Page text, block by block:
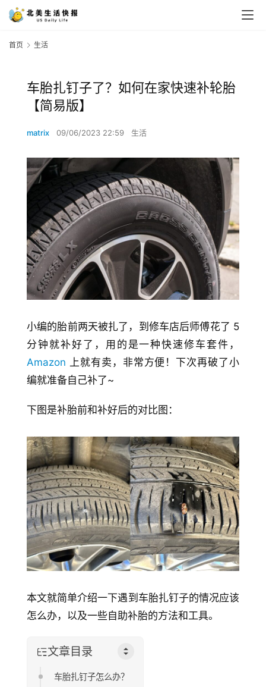
首页 生活
车胎扎钉子了？如何在家快速补轮胎
【简易版】
matrix 09/06/2023 22:59 生活
小编的胎前两天被扎了，到修车店后师傅花了 5
分钟就补好了，用的是一种快速修车套件，
Amazon 上就有卖，非常方便！下次再破了小
编就准备自己补了~
下图是补胎前和补好后的对比图：
本文就简单介绍一下遇到车胎扎钉子的情况应该
怎么办，以及一些自助补胎的方法和工具。
文章目录
车胎扎钉子怎么办？